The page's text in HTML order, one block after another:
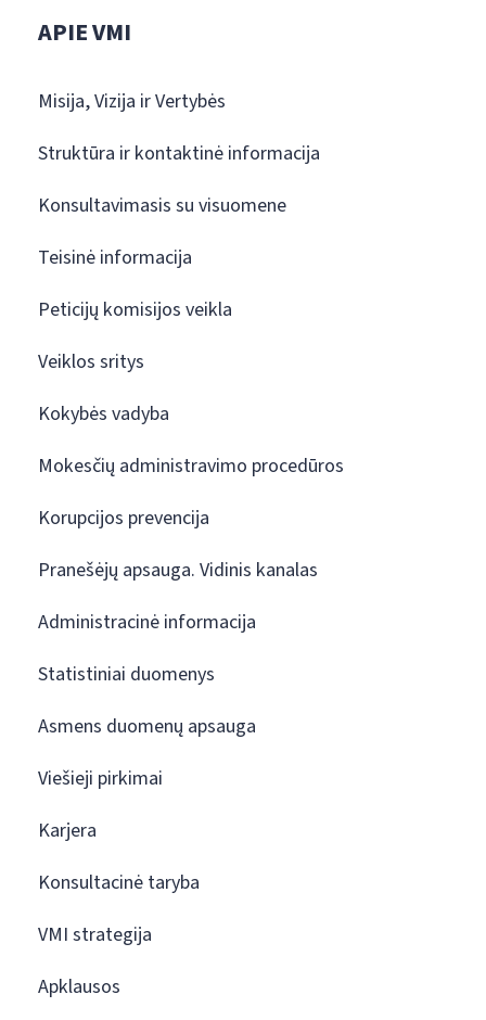
APIE VMI
Misija, Vizija ir Vertybės
Struktūra ir kontaktinė informacija
Konsultavimasis su visuomene
Teisinė informacija
Peticijų komisijos veikla
Veiklos sritys
Kokybės vadyba
Mokesčių administravimo procedūros
Korupcijos prevencija
Pranešėjų apsauga. Vidinis kanalas
Administracinė informacija
Statistiniai duomenys
Asmens duomenų apsauga
Viešieji pirkimai
Karjera
Konsultacinė taryba
VMI strategija
Apklausos